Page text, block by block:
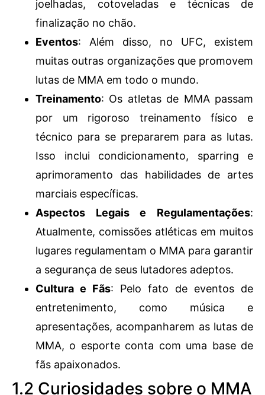
joelhadas, cotoveladas e técnicas de
finalização no chão.
Eventos: Além disso, no UFC, existem
muitas outras organizações que promovem
lutas de MMA em todo o mundo.
Treinamento: Os atletas de MMA passam
por um rigoroso treinamento físico e
técnico para se prepararem para as lutas.
Isso inclui condicionamento, sparring e
aprimoramento das habilidades de artes
marciais específicas.
Aspectos Legais e Regulamentações:
Atualmente, comissões atléticas em muitos
lugares regulamentam o MMA para garantir
a segurança de seus lutadores adeptos.
Cultura e Fãs: Pelo fato de eventos de
entretenimento, como música e
apresentações, acompanharem as lutas de
MMA, o esporte conta com uma base de
fãs apaixonados.
1.2 Curiosidades sobre o MMA